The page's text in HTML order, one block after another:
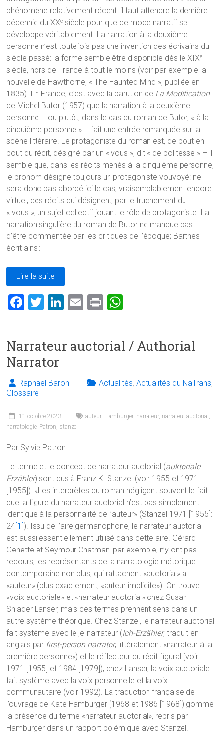
phénomène relativement récent: il faut attendre la dernière
décennie du XXe siècle pour que ce mode narratif se
développe véritablement. La narration à la deuxième
personne n’est toutefois pas une invention des écrivains du
siècle passé: la forme semble être disponible dès le XIXe
siècle, hors de France à tout le moins (voir par exemple la
nouvelle de Hawthorne, « The Haunted Mind », publiée en
1835). En France, c’est avec la parution de La Modification
de Michel Butor (1957) que la narration à la deuxième
personne – ou plutôt, dans le cas du roman de Butor, « à la
cinquième personne » – fait une entrée remarquée sur la
scène littéraire. Le protagoniste du roman est, de bout en
bout du récit, désigné par un « vous », dit « de politesse » – il
semble que, dans les récits menés à la cinquième personne,
le pronom désigne toujours un protagoniste vouvoyé: ne
sera donc pas abordé ici le cas, vraisemblablement encore
virtuel, des récits qui désignent, par le truchement du
« vous », un sujet collectif jouant le rôle de protagoniste. La
narration singulière du roman de Butor ne manque pas
d’être commentée par les critiques de l’époque; Barthes
écrit ainsi:
Lire la suite
F
b
o
ok
T
er
Li
dI
E
l
Pr
s
p
Narrateur auctorial / Authorial
Narrator
Raphaël Baroni Actualités,Actualités du NaTrans,
Glossaire
11 octobre 2023 auteur, Hamburger, narrateur, narrateur auctorial ,
narratologie, Patron, stanzel
Par Sylvie Patron
Le terme et le concept de narrateur auctorial (auktoriale
Erzähler) sont dus à Franz K. Stanzel (voir 1955 et 1971
[1955]). «Les interprètes du roman négligent souvent le fait
que la figure du narrateur auctorial n’est pas simplement
identique à la personnalité de l’auteur» (Stanzel 1971 [1955]:
24[1]). Issu de l’aire germanophone, le narrateur auctorial
est aussi essentiellement utilisé dans cette aire. Gérard
Genette et Seymour Chatman, par exemple, n’y ont pas
recours; les représentants de la narratologie rhétorique
contemporaine non plus, qui rattachent «auctorial» à
«auteur» (plus exactement, «auteur implicite»). On trouve
«voix auctoriale» et «narrateur auctorial» chez Susan
Sniader Lanser, mais ces termes prennent sens dans un
autre système théorique. Chez Stanzel, le narrateur auctorial
fait système avec le je-narrateur (Ich-Erzähler, traduit en
anglais par first-person narrator, littéralement «narrateur à la
première personne») et le réflecteur du récit figural (voir
1971 [1955] et 1984 [1979]); chez Lanser, la voix auctoriale
fait système avec la voix personnelle et la voix
communautaire (voir 1992). La traduction française de
l’ouvrage de Käte Hamburger (1968 et 1986 [1968]) gomme
la présence du terme «narrateur auctorial», repris par
Hamburger dans un rapport polémique avec Stanzel.